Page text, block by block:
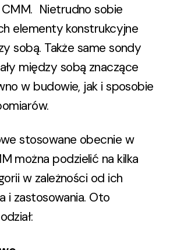
Nietrudno sobie
elementy konstrukcyjne
sobą. Także same sondy
między sobą znaczące
w budowie, jak i sposobie
stosowane obecnie w
można podzielić na kilka
w zależności od ich
i zastosowania. Oto